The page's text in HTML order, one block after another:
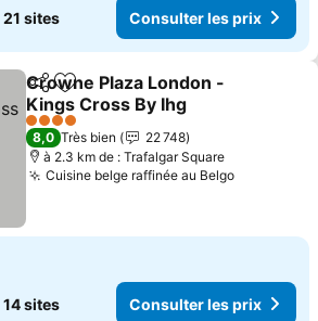
21 sites Consulter les prix
PartagerAjouter à mes favoris
Crowne Plaza London -
Kings Cross By Ihg
Consulter les prix
4 Étoiles
8,0 Très bien
22 748
à 2.3 km de : Trafalgar Square
Cuisine belge raffinée au Belgo
14 sites Consulter les prix